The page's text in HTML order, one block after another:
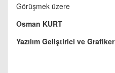
Görüşmek üzere
Osman KURT
Yazılım Geliştirici ve Grafiker